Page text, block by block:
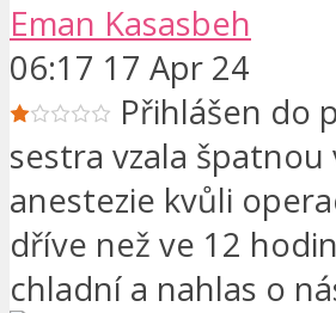
Eman Kasasbeh
06:17 17 Apr 24
Přihlášen do
sestra vzala
anestezie kvůli
dříve než ve 12
chladní a nahlas o